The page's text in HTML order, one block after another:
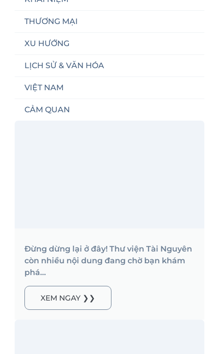
THƯƠNG MẠI
XU HƯỚNG
LỊCH SỬ & VĂN HÓA
VIỆT NAM
CẢM QUAN
Đừng dừng lại ở đây! Thư viện Tài Nguyên
còn nhiều nội dung đang chờ bạn khám
phá...
XEM NGAY ❯❯